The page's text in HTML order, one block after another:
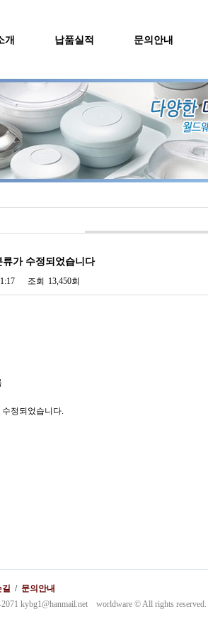
개 납품실적 문의안내
가 수정되었습니다
조회 13,450회
정되었습니다.
길 / 문의안내
kybg1@hanmail.net worldware © All rights reserved.